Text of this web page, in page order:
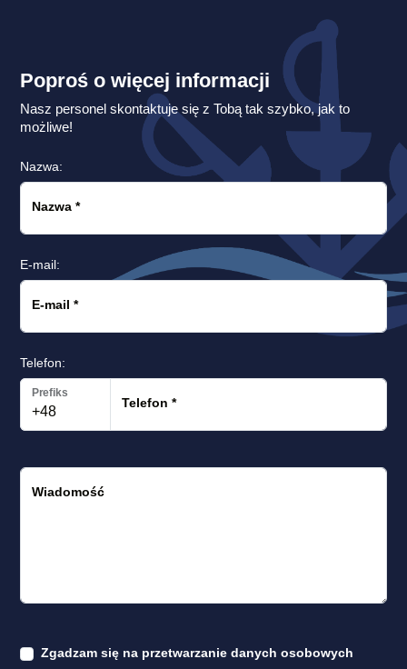
Poproś o więcej informacji
Nasz personel skontaktuje się z Tobą tak szybko, jak to
możliwe!
Nazwa:
Nazwa *
E-mail:
E-mail *
Telefon:
Prefiks
Telefon *
Wiadomość
Zgadzam się na przetwarzanie danych osobowych